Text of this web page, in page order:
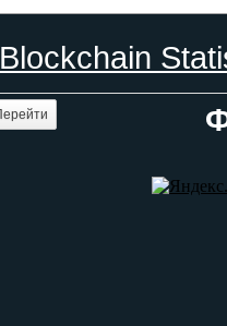
Blockchain